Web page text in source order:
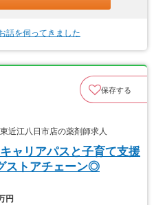
話を伺ってきました
保存する
近江八日市店の薬剤師求人
ャリアパスと子育て支援
ストアチェーン◎
円